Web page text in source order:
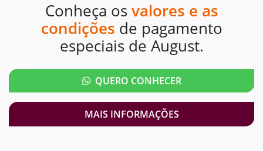
Conheça os valores e as
condições de pagamento
especiais de August.
QUERO CONHECER
MAIS INFORMAÇÕES